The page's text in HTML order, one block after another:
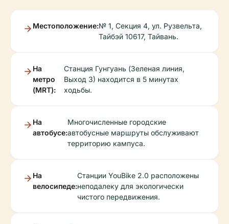
Местоположение:№ 1, Секция 4, ул. Рузвельта,
Тайбэй 10617, Тайвань.
На
метро
(MRT):
Станция Гунгуань (Зеленая линия,
Выход 3) находится в 5 минутах
ходьбы.
На
автобусе:
Многочисленные городские
автобусные маршруты обслуживают
территорию кампуса.
На
велосипеде:
Станции YouBike 2.0 расположены
неподалеку для экологически
чистого передвижения.